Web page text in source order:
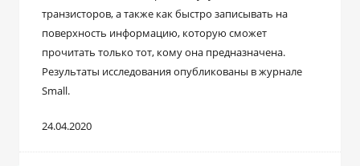
транзисторов, а также как быстро записывать на
поверхность информацию, которую сможет
прочитать только тот, кому она предназначена.
Результаты исследования опубликованы в журнале
Small.
24.04.2020